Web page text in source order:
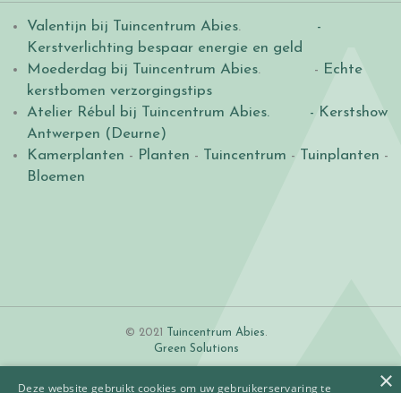
Valentijn bij Tuincentrum Abies.
-
Kerstverlichting bespaar energie en geld
Moederdag bij Tuincentrum Abies. - Echte
kerstbomen verzorgingstips
Atelier Rébul bij Tuincentrum Abies.
- Kerstshow
Antwerpen (Deurne)
Kamerplanten - Planten - Tuincentrum - Tuinplanten -
Bloemen
© 2021 Tuincentrum Abies.
Green Solutions
×
Deze website gebruikt cookies om uw gebruikerservaring te